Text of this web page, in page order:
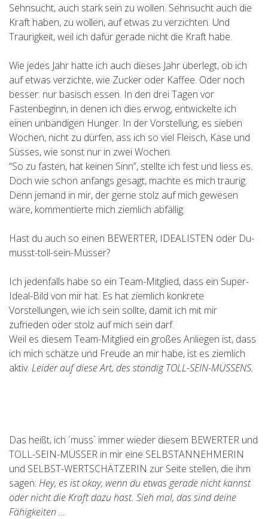
Sehnsucht, auch stark sein zu wollen. Sehnsucht auch die
Kraft haben, zu wollen, auf etwas zu verzichten. Und
Traurigkeit, weil ich dafür gerade nicht die Kraft habe.
Wie jedes Jahr hatte ich auch dieses Jahr überlegt, ob ich
auf etwas verzichte, wie Zucker oder Kaffee. Oder noch
besser: nur basisch essen. In den drei Tagen vor
Fastenbeginn, in denen ich dies erwog, entwickelte ich
einen unbändigen Hunger. In der Vorstellung, es sieben
Wochen, nicht zu dürfen, ass ich so viel Fleisch, Käse und
Süsses, wie sonst nur in zwei Wochen.
“So zu fasten, hat keinen Sinn”, stellte ich fest und liess es.
Doch wie schon anfangs gesagt, machte es mich traurig.
Denn jemand in mir, der gerne stolz auf mich gewesen
wäre, kommentierte mich ziemlich abfällig.
Hast du auch so einen BEWERTER, IDEALISTEN oder Du-
musst-toll-sein-Müsser?
Ich jedenfalls habe so ein Team-Mitglied, dass ein Super-
Ideal-Bild von mir hat. Es hat ziemlich konkrete
Vorstellungen, wie ich sein sollte, damit ich mit mir
zufrieden oder stolz auf mich sein darf.
Weil es diesem Team-Mitglied ein großes Anliegen ist, dass
ich mich schätze und Freude an mir habe, ist es ziemlich
aktiv. Leider auf diese Art, des ständig TOLL-SEIN-MÜSSENS.
Das heißt, ich ´muss` immer wieder diesem BEWERTER und
TOLL-SEIN-MÜSSER in mir eine SELBSTANNEHMERIN
und SELBST-WERTSCHÄTZERIN zur Seite stellen, die ihm
sagen: Hey, es ist okay, wenn du etwas gerade nicht kannst
oder nicht die Kraft dazu hast. Sieh mal, das sind deine
Fähigkeiten …